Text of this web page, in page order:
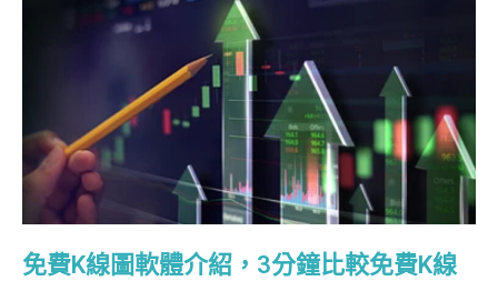
免費K線圖軟體介紹，3分鐘比較免費K線